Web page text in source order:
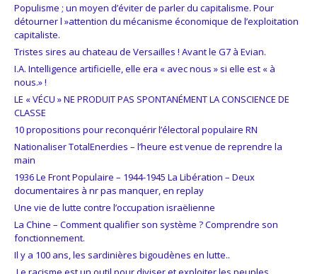
Populisme ; un moyen d’éviter de parler du capitalisme. Pour
détourner l »attention du mécanisme économique de l’exploitation
capitaliste.
Tristes sires au chateau de Versailles ! Avant le G7 à Evian.
I.A. Intelligence artificielle, elle era « avec nous » si elle est « à
nous.» !
LE « VÉCU » NE PRODUIT PAS SPONTANÉMENT LA CONSCIENCE DE
CLASSE
10 propositions pour reconquérir l’électoral populaire RN
Nationaliser TotalEnerdies – l’heure est venue de reprendre la
main
1936 Le Front Populaire – 1944-1945 La Libération – Deux
documentaires à nr pas manquer, en replay
Une vie de lutte contre l’occupation israëlienne
La Chine – Comment qualifier son système ? Comprendre son
fonctionnement.
Il y a 100 ans, les sardinières bigoudènes en lutte..